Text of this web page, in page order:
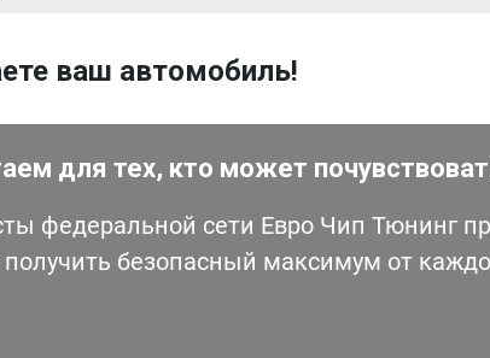
ваш автомобиль!
для тех, кто может
федеральной сети Евро Чип Тюнинг
получить безопасный максимум от